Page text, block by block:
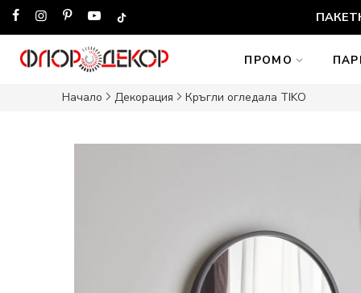
ПРОМО
Начало Декорация Кръгли огледала TIKO